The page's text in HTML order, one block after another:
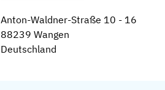
Anton-Waldner-Straße 10 - 16
88239 Wangen
Deutschland